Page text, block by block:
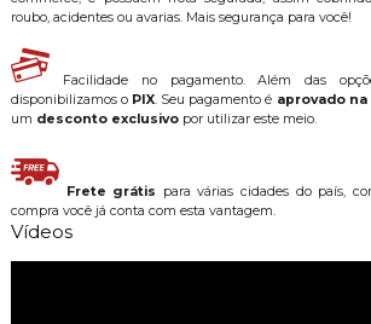
roubo, acidentes ou avarias. Mais segurança para você!
Facilidade no pagamento. Além das
disponibilizamos o PIX. Seu pagamento é aprovado na
um desconto exclusivopor utilizar este meio.
Frete grátis para várias cidades do país,
compra você já conta com esta vantagem.
Vídeos